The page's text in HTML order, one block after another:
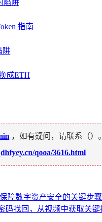
陷阱
指南
阱
成ETH
，如有疑问，请联系（）。
qooa/3616.html
障数字资产安全的关键步骤
码找回，从视频中获取关键